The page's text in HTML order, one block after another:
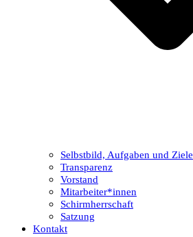
Selbstbild, Aufgaben und Ziele
Transparenz
Vorstand
Mitarbeiter*innen
Schirmherrschaft
Satzung
Kontakt